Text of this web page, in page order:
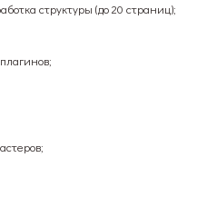
структуры (до 20 страниц);